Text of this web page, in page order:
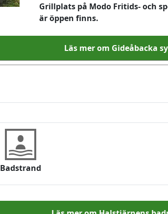
Grillplats på Modo Fritids- och
är öppen finns.
Läs mer om Gideåbacka
Badstrand